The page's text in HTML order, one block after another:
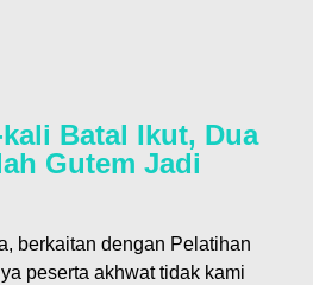
Batal Ikut, Dua
Gutem Jadi
berkaitan dengan Pelatihan
peserta akhwat tidak kami